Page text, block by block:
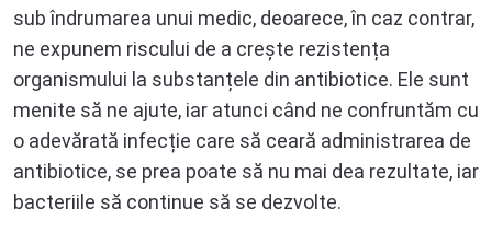
sub îndrumarea unui medic, deoarece, în caz contrar,
ne expunem riscului de a crește rezistența
organismului la substanțele din antibiotice. Ele sunt
menite să ne ajute, iar atunci când ne confruntăm cu
o adevărată infecție care să ceară administrarea de
antibiotice, se prea poate să nu mai dea rezultate, iar
bacteriile să continue să se dezvolte.